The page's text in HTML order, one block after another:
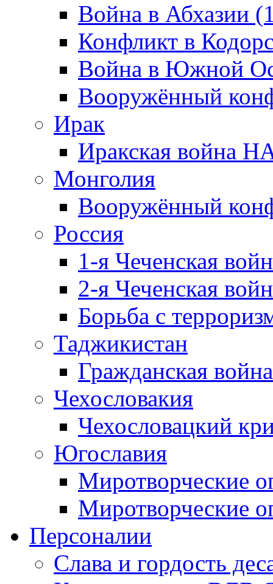
Война в Абхазии
Конфликт в
Война в Южной
Вооружённый
Ирак
Иракская война
Монголия
Вооружённый
Россия
1-я Чеченская
2-я Чеченская
Борьба с
Таджикистан
Гражданская
Чехословакия
Чехословацкий
Югославия
Миротворческие
Миротворческие
Персоналии
Слава и гордость